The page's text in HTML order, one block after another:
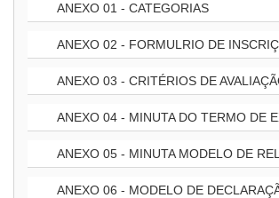
ANEXO 01 - CATEGORIAS
ANEXO 02 - FORMULRIO DE
ANEXO 03 - CRITÉRIOS DE
ANEXO 04 - MINUTA DO TERMO DE
ANEXO 05 - MINUTA MODELO DE
ANEXO 06 - MODELO DE